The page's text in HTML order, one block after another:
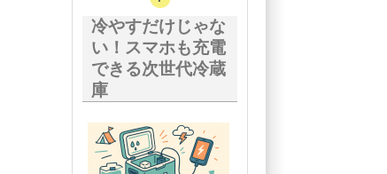
冷やすだけじゃな
い！スマホも充電
できる次世代冷蔵
庫